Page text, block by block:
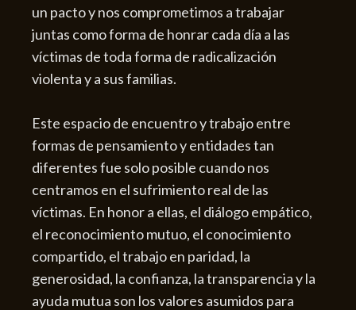
un pacto y nos comprometimos a trabajar
juntas como forma de honrar cada día a las
víctimas de toda forma de radicalización
violenta y a sus familias.
Este espacio de encuentro y trabajo entre
formas de pensamiento y entidades tan
diferentes fue solo posible cuando nos
centramos en el sufrimiento real de las
víctimas. En honor a ellas, el diálogo empático,
el reconocimiento mutuo, el conocimiento
compartido, el trabajo en paridad, la
generosidad, la confianza, la transparencia y la
ayuda mutua son los valores asumidos para